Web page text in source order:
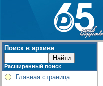
Поиск в архиве
Расширенный поиск
Главная страница